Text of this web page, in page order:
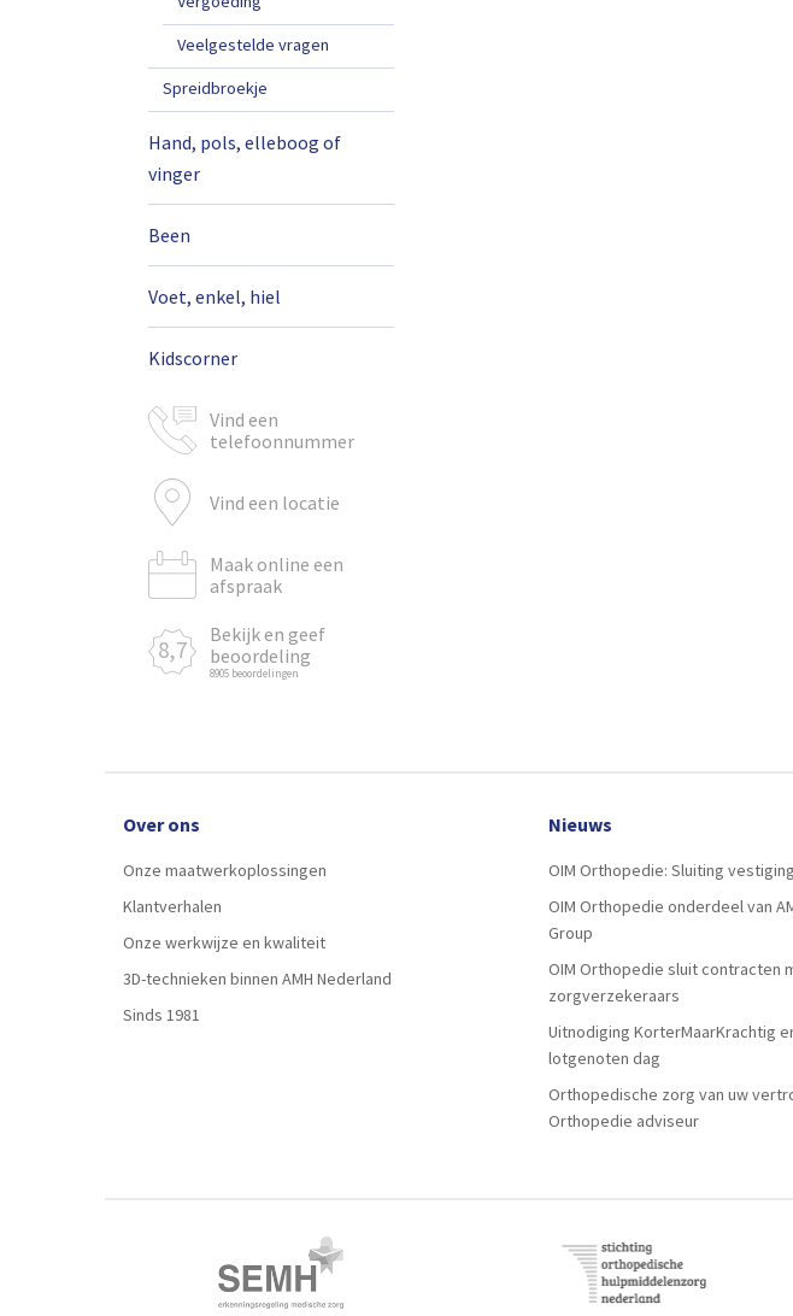
Veelgestelde vragen
Spreidbroekje
Hand, pols, elleboog of
vinger
Been
Voet, enkel, hiel
Kidscorner
Vind een
telefoonnummer
Vind een locatie
Maak online een
afspraak
8,7
Bekijk en geef
beoordeling
8905 beoordelingen
Over ons
Onze maatwerkoplossingen
Klantverhalen
Onze werkwijze en kwaliteit
3D-technieken binnen AMH Nederland
Sinds 1981
Nieuws
OIM Orthopedie: Sluiting
OIM Orthopedie onderdeel van
Group
OIM Orthopedie sluit contracten
zorgverzekeraars
Uitnodiging KorterMaarKrachtig
lotgenoten dag
Orthopedische zorg van uw
Orthopedie adviseur